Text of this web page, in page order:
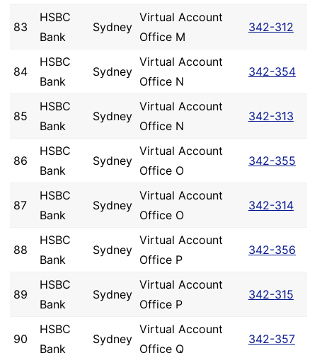
83
HSBC
Bank
Sydney
Virtual Account
Office M
342-312
84
HSBC
Bank
Sydney
Virtual Account
Office N
342-354
85
HSBC
Bank
Sydney
Virtual Account
Office N
342-313
86
HSBC
Bank
Sydney
Virtual Account
Office O
342-355
87
HSBC
Bank
Sydney
Virtual Account
Office O
342-314
88
HSBC
Bank
Sydney
Virtual Account
Office P
342-356
89
HSBC
Bank
Sydney
Virtual Account
Office P
342-315
90
HSBC
Bank
Sydney
Virtual Account
Office Q
342-357